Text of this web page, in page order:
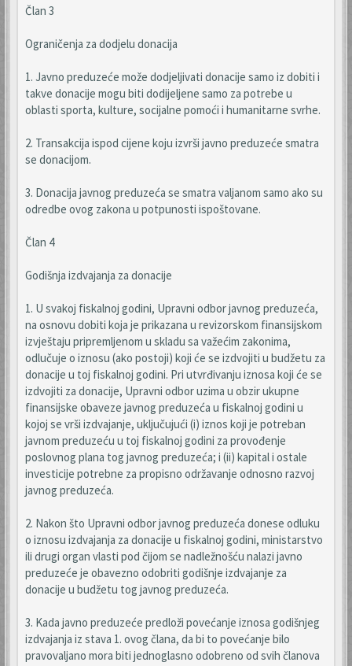
Član 3
Ograničenja za dodjelu donacija
1. Javno preduzeće može dodjeljivati donacije samo iz dobiti i
takve donacije mogu biti dodijeljene samo za potrebe u
oblasti sporta, kulture, socijalne pomoći i humanitarne svrhe.
2. Transakcija ispod cijene koju izvrši javno preduzeće smatra
se donacijom.
3. Donacija javnog preduzeća se smatra valjanom samo ako su
odredbe ovog zakona u potpunosti ispoštovane.
Član 4
Godišnja izdvajanja za donacije
1. U svakoj fiskalnoj godini, Upravni odbor javnog preduzeća,
na osnovu dobiti koja je prikazana u revizorskom finansijskom
izvještaju pripremljenom u skladu sa važećim zakonima,
odlučuje o iznosu (ako postoji) koji će se izdvojiti u budžetu za
donacije u toj fiskalnoj godini. Pri utvrđivanju iznosa koji će se
izdvojiti za donacije, Upravni odbor uzima u obzir ukupne
finansijske obaveze javnog preduzeća u fiskalnoj godini u
kojoj se vrši izdvajanje, uključujući (i) iznos koji je potreban
javnom preduzeću u toj fiskalnoj godini za provođenje
poslovnog plana tog javnog preduzeća; i (ii) kapital i ostale
investicije potrebne za propisno održavanje odnosno razvoj
javnog preduzeća.
2. Nakon što Upravni odbor javnog preduzeća donese odluku
o iznosu izdvajanja za donacije u fiskalnoj godini, ministarstvo
ili drugi organ vlasti pod čijom se nadležnošću nalazi javno
preduzeće je obavezno odobriti godišnje izdvajanje za
donacije u budžetu tog javnog preduzeća.
3. Kada javno preduzeće predloži povećanje iznosa godišnjeg
izdvajanja iz stava 1. ovog člana, da bi to povećanje bilo
pravovaljano mora biti jednoglasno odobreno od svih članova